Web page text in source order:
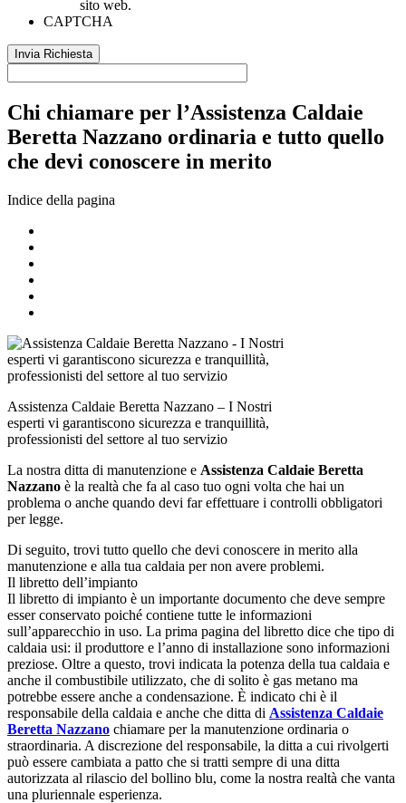
sito web.
CAPTCHA
Chi chiamare per l’Assistenza Caldaie
Beretta Nazzano ordinaria e tutto quello
che devi conoscere in merito
Indice della pagina
Assistenza Caldaie Beretta Nazzano – I Nostri
esperti vi garantiscono sicurezza e tranquillità,
professionisti del settore al tuo servizio
La nostra ditta di manutenzione e Assistenza Caldaie Beretta
Nazzano è la realtà che fa al caso tuo ogni volta che hai un
problema o anche quando devi far effettuare i controlli obbligatori
per legge.
Di seguito, trovi tutto quello che devi conoscere in merito alla
manutenzione e alla tua caldaia per non avere problemi.
Il libretto dell’impianto
Il libretto di impianto è un importante documento che deve sempre
esser conservato poiché contiene tutte le informazioni
sull’apparecchio in uso. La prima pagina del libretto dice che tipo di
caldaia usi: il produttore e l’anno di installazione sono informazioni
preziose. Oltre a questo, trovi indicata la potenza della tua caldaia e
anche il combustibile utilizzato, che di solito è gas metano ma
potrebbe essere anche a condensazione. È indicato chi è il
responsabile della caldaia e anche che ditta di Assistenza Caldaie
Beretta Nazzano chiamare per la manutenzione ordinaria o
straordinaria. A discrezione del responsabile, la ditta a cui rivolgerti
può essere cambiata a patto che si tratti sempre di una ditta
autorizzata al rilascio del bollino blu, come la nostra realtà che vanta
una pluriennale esperienza.